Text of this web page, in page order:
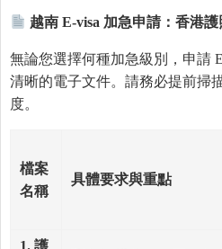
越南 E-visa 加急申請：香港
無論您選擇何種加急級別，申請
清晰的電子文件。請務必提前掃
度。
檔案
名稱
具體要求與重點